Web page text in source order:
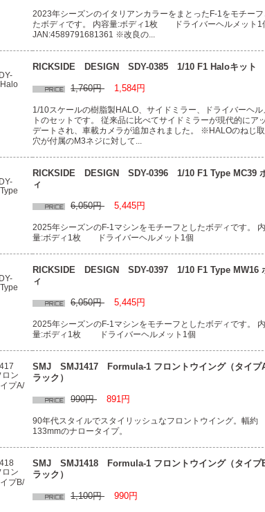
2023年シーズンのイタリアンカラーをまとったF-1をモチーフ
たボディです。 内容量:ボディ1枚 ドライバーヘルメット1
JAN:4589791681361 ※改良の...
RICKSIDE DESIGN SDY-0385 1/10 F1 Haloキット
1,760円 1,584円
1/10スケールの樹脂製HALO、サイドミラー、ドライバーヘル
トのセットです。 従来品に比べてサイドミラーが現代的にア
デートされ、車載カメラが追加されました。 ※HALOのねじ
穴が付属のM3ネジに対して...
RICKSIDE DESIGN SDY-0396 1/10 F1 Type MC39
ィ
6,050円 5,445円
2025年シーズンのF-1マシンをモチーフとしたボディです。
量:ボディ1枚 ドライバーヘルメット1個
RICKSIDE DESIGN SDY-0397 1/10 F1 Type MW16
ィ
6,050円 5,445円
2025年シーズンのF-1マシンをモチーフとしたボディです。
量:ボディ1枚 ドライバーヘルメット1個
SMJ SMJ1417 Formula-1 フロントウイング（タイプ
ラック）
990円 891円
90年代スタイルでスタイリッシュなフロントウイング。幅約
133mmのナロータイプ。
SMJ SMJ1418 Formula-1 フロントウイング（タイプ
ラック）
1,100円 990円